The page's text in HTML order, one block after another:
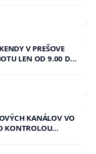
V PREŠOVE
LEN OD 9.00 DO
CIEĽ 8.00 – 18.00
C-AREA NA
KANÁLOV VO
KONTROLOU
na riešenie
a odvodňovacích